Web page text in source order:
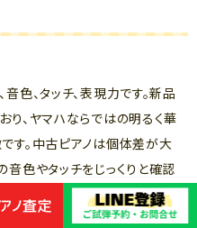
色、タッチ、表現力です。新品
り、ヤマハならではの明るく華
す。中古ピアノは個体差が大
色やタッチをじっくりと確認